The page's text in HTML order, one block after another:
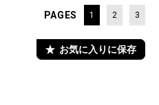
PAGES 1 2 3
お気に入りに保存